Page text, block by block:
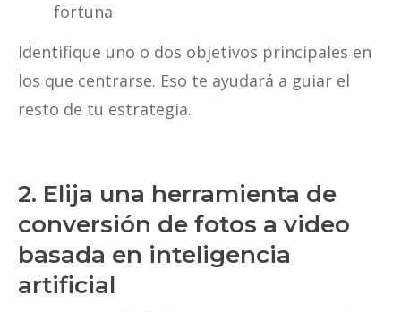
fortuna
Identifique uno o dos objetivos principales en
los que centrarse. Eso te ayudará a guiar el
resto de tu estrategia.
2. Elija una herramienta de
conversión de fotos a video
basada en inteligencia
artificial